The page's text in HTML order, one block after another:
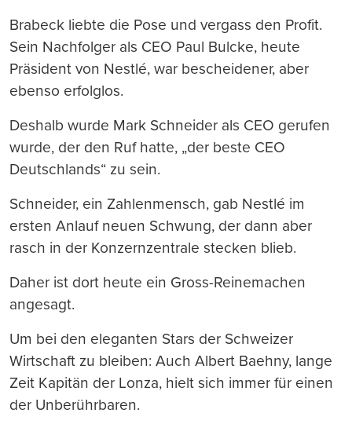
Brabeck liebte die Pose und vergass den Profit.
Sein Nachfolger als CEO Paul Bulcke, heute
Präsident von Nestlé, war bescheidener, aber
ebenso erfolglos.
Deshalb wurde Mark Schneider als CEO gerufen
wurde, der den Ruf hatte, „der beste CEO
Deutschlands“ zu sein.
Schneider, ein Zahlenmensch, gab Nestlé im
ersten Anlauf neuen Schwung, der dann aber
rasch in der Konzernzentrale stecken blieb.
Daher ist dort heute ein Gross-Reinemachen
angesagt.
Um bei den eleganten Stars der Schweizer
Wirtschaft zu bleiben: Auch Albert Baehny, lange
Zeit Kapitän der Lonza, hielt sich immer für einen
der Unberührbaren.